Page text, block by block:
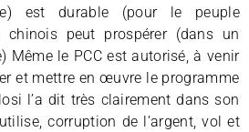
est durable (pour le peuple
peut prospérer (dans un
Même le PCC est autorisé, à venir
et mettre en œuvre le programme
l’a dit très clairement dans son
corruption de l’argent, vol et